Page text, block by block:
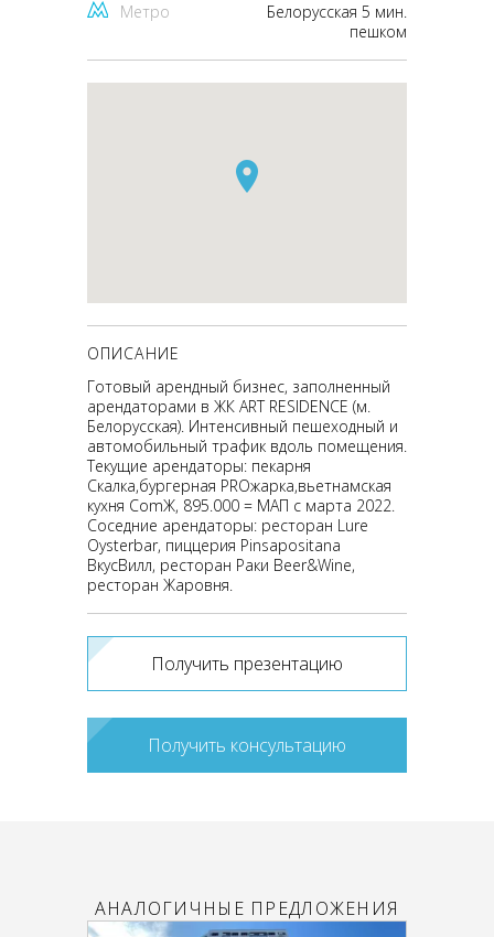
Метро
Белорусская 5 мин.
пешком
ОПИСАНИЕ
Готовый арендный бизнес, заполненный
арендаторами в ЖК ART RESIDENCE (м.
Белорусская). Интенсивный пешеходный и
автомобильный трафик вдоль помещения.
Текущие арендаторы: пекарня
Скалка,бургерная PROжарка,вьетнамская
кухня ComЖ, 895.000 = МАП с марта 2022.
Соседние арендаторы: ресторан Lure
Oysterbar, пиццерия Pinsapositana
ВкусВилл, ресторан Раки Beer&Wine,
ресторан Жаровня.
Получить презентацию
Получить консультацию
АНАЛОГИЧНЫЕ ПРЕДЛОЖЕНИЯ